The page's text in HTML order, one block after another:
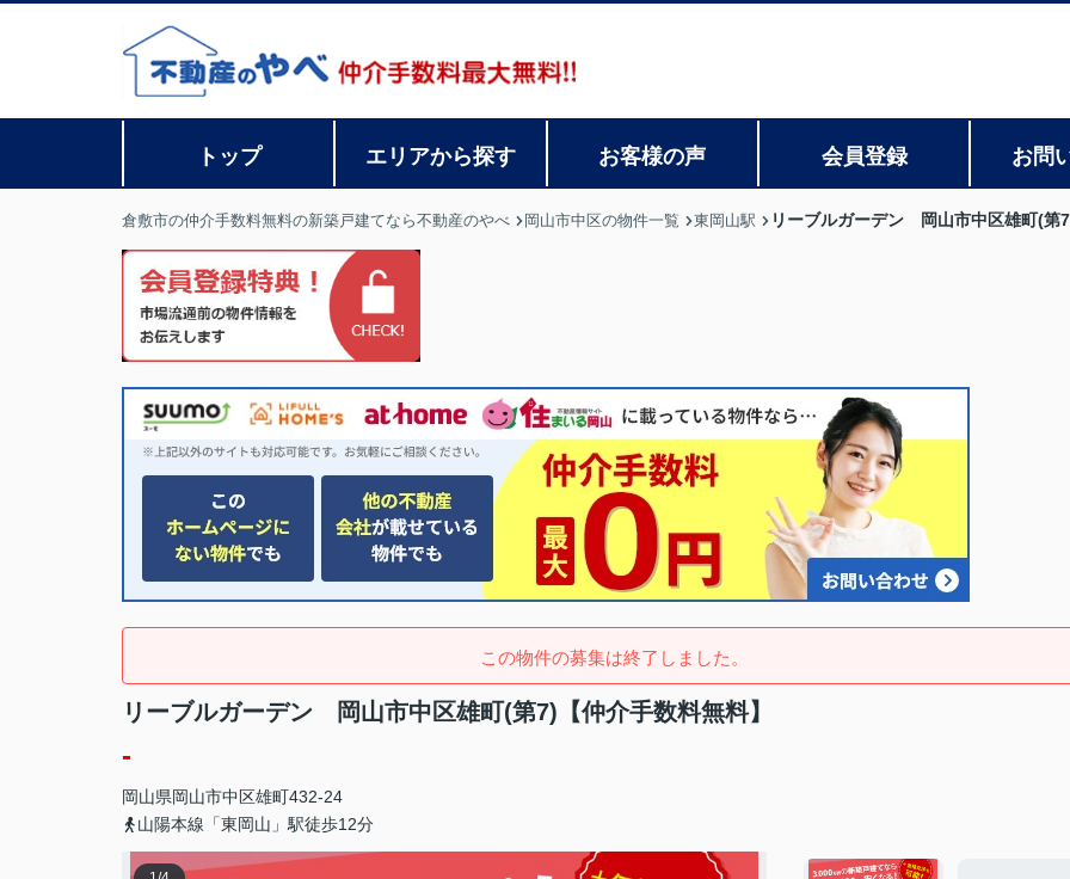
トップ エリアから探す お客様の声 会員登録 お問
倉敷市の仲介手数料無料の新築戸建てなら不動産のやべ 岡山市中区の物件一覧 東岡山駅 リーブルガーデン 岡山市中区雄町(第
この物件の募集は終了しました。
リーブルガーデン 岡山市中区雄町(第7)【仲介手数料無料】
-
岡山県岡山市中区雄町432-24
山陽本線「東岡山」駅徒歩12分